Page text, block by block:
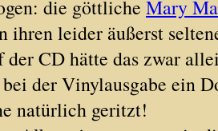
die göttlicheMary
ihren leider äußerst
der CD hätte das zwar
bei der Vinylausgabe ein
natürlich geritzt!